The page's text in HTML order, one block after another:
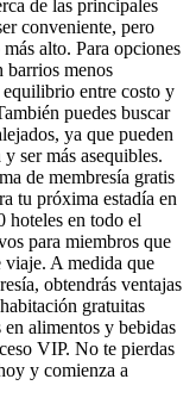
de las principales
conveniente, pero
alto. Para opciones
barrios menos
entre costo y
puedes buscar
ya que pueden
ser más asequibles.
de membresía gratis
tu próxima estadía en
hoteles en todo el
para miembros que
viaje. A medida que
obtendrás ventajas
gratuitas
alimentos y bebidas
VIP. No te pierdas
y comienza a